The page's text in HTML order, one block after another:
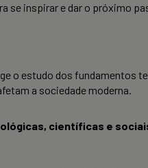
se inspirar e dar o próximo
o estudo dos fundamentos
a sociedade moderna.
científicas e